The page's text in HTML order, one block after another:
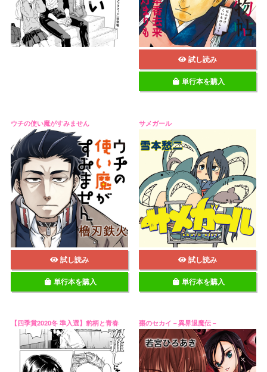
試し読み
単行本を購入
ウチの使い魔がすみません
試し読み
単行本を購入
サメガール
試し読み
単行本を購入
【四季賞2020冬 準入選】豹柄と青春 棗のセカイ－異界退魔伝－